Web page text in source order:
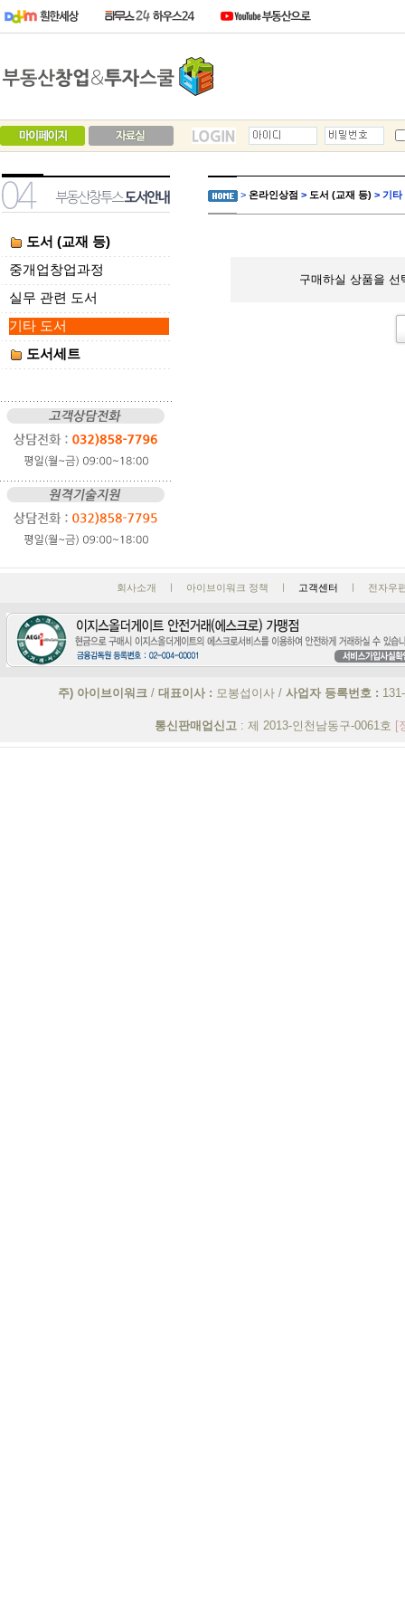
도서 (교재 등)
중개업창업과정
실무 관련 도서
기타 도서
도서세트
> 온라인상점 > 도서 (교재 등) > 기타
구매하실 상품을
회사소개 ㅣ 아이브이워크 정책 ㅣ 고객센터 ㅣ 전자우
주) 아이브이워크 /대표이사 : 모봉섭이사 /사업자 등록번호 :
통신판매업신고 : 제 2013-인천남동구-0061호 [